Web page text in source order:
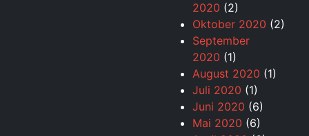
2020 (2)
Oktober 2020 (2)
September
2020 (1)
August 2020 (1)
Juli 2020 (1)
Juni 2020 (6)
Mai 2020 (6)